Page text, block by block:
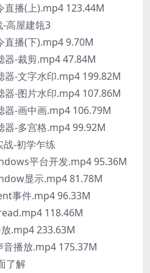
播(上).mp4 123.44M
高屋建瓴3
播(下).mp4 9.70M
-裁剪.mp4 47.84M
-文字水印.mp4 199.82M
-图片水印.mp4 107.86M
-画中画.mp4 106.79M
-多宫格.mp4 99.92M
战-初学乍练
平台开发.mp4 95.36M
显示.mp4 81.78M
事件.mp4 96.33M
118.46M
.mp4 233.63M
播放.mp4 175.37M
了解